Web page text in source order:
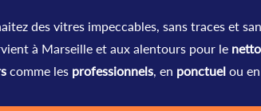
des vitres impeccables, sans traces et
à Marseille et aux alentours pour le
comme les professionnels, en ponctuelou en